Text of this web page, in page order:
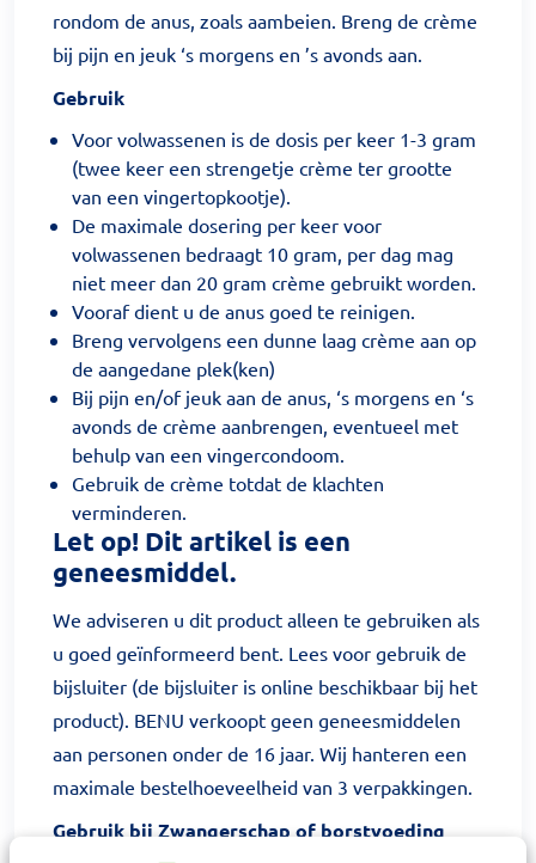
rondom de anus, zoals aambeien. Breng de crème
bij pijn en jeuk ‘s morgens en ’s avonds aan.
Gebruik
Voor volwassenen is de dosis per keer 1-3 gram
(twee keer een strengetje crème ter grootte
van een vingertopkootje).
De maximale dosering per keer voor
volwassenen bedraagt 10 gram, per dag mag
niet meer dan 20 gram crème gebruikt worden.
Vooraf dient u de anus goed te reinigen.
Breng vervolgens een dunne laag crème aan op
de aangedane plek(ken)
Bij pijn en/of jeuk aan de anus, ‘s morgens en ‘s
avonds de crème aanbrengen, eventueel met
behulp van een vingercondoom.
Gebruik de crème totdat de klachten
verminderen.
Let op! Dit artikel is een
geneesmiddel.
We adviseren u dit product alleen te gebruiken als
u goed geïnformeerd bent. Lees voor gebruik de
bijsluiter (de bijsluiter is online beschikbaar bij het
product). BENU verkoopt geen geneesmiddelen
aan personen onder de 16 jaar. Wij hanteren een
maximale bestelhoeveelheid van 3 verpakkingen.
Gebruik bij Zwangerschap of borstvoeding